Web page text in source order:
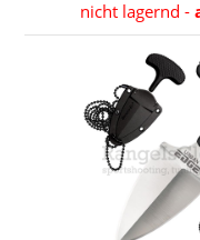
nicht lagernd -